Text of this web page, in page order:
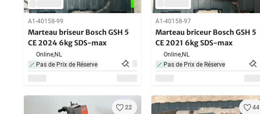
A1-40158-99
Marteau briseur Bosch GSH 5
CE 2024 6kg SDS-max
Online,NL
Pas de Prix de Réserve
A1-40158-97
Marteau briceur Bosch GSH 5
CE 2021 6kg SDS-max
Online,NL
Pas de Prix de Réserve
22 44